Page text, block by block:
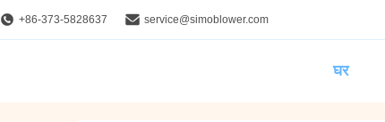
+86-373-5828637 service@simoblower.com
घर